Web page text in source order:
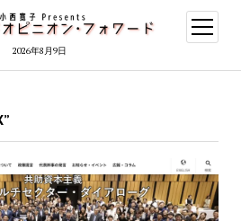
2026年8月9日
open
menu